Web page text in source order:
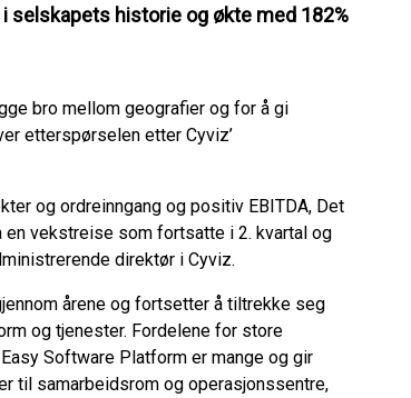
selskapets historie og økte med 182%
bro mellom geografier og for å gi
etterspørselen etter Cyviz’
og ordreinngang og positiv EBITDA, Det
vekstreise som fortsatte i 2. kvartal og
direktør i Cyviz.
årene og fortsetter å tiltrekke seg
og tjenester. Fordelene for store
Software Platform er mange og gir
til samarbeidsrom og operasjonssentre,